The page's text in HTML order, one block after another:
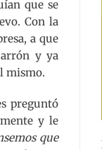
que se
Con la
a que
y ya
mismo.
preguntó
y le
que